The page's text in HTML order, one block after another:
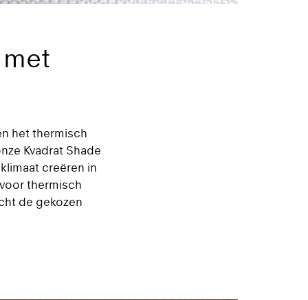
het thermisch
Kvadrat Shade
creëren in
thermisch
de gekozen